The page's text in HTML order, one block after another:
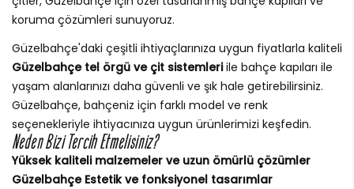
koruma çözümleri sunuyoruz.
Güzelbahçe'daki çeşitli ihtiyaçlarınıza uygun fiyatlarla kaliteli
Güzelbahçe tel örgü ve çit sistemleriile bahçe kapıları ile
yaşam alanlarınızı daha güvenli ve şık hale getirebilirsiniz.
Güzelbahçe, bahçeniz için farklı model ve renk
seçenekleriyle ihtiyacınıza uygun ürünlerimizi keşfedin.
Neden Bizi Tercih Etmelisiniz?
Yüksek kaliteli malzemeler ve uzun ömürlü çözümler
Güzelbahçe Estetik ve fonksiyonel tasarımlar